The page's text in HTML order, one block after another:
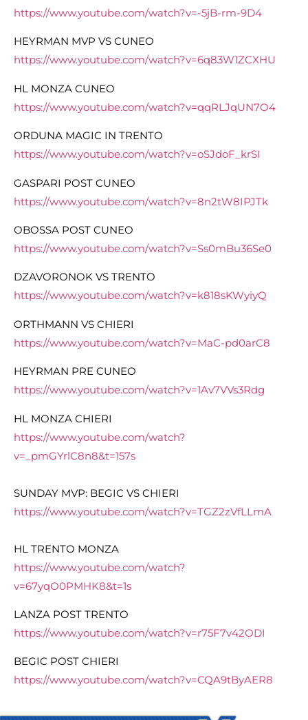
https://www.youtube.com/watch?v=-5jB-rm-9D4
HEYRMAN MVP VS CUNEO
https://www.youtube.com/watch?v=6q83W1ZCXHU
HL MONZA CUNEO
https://www.youtube.com/watch?v=qqRLJqUN7O4
ORDUNA MAGIC IN TRENTO
https://www.youtube.com/watch?v=oSJdoF_krSI
GASPARI POST CUNEO
https://www.youtube.com/watch?v=8n2tW8IPJTk
OBOSSA POST CUNEO
https://www.youtube.com/watch?v=Ss0mBu36Se0
DZAVORONOK VS TRENTO
https://www.youtube.com/watch?v=k818sKWyiyQ
ORTHMANN VS CHIERI
https://www.youtube.com/watch?v=MaC-pd0arC8
HEYRMAN PRE CUNEO
https://www.youtube.com/watch?v=1Av7VVs3Rdg
HL MONZA CHIERI
https://www.youtube.com/watch?
v=_pmGYrlC8n8&t=157s
SUNDAY MVP: BEGIC VS CHIERI
https://www.youtube.com/watch?v=TGZ2zVfLLmA
HL TRENTO MONZA
https://www.youtube.com/watch?
v=67yqO0PMHK8&t=1s
LANZA POST TRENTO
https://www.youtube.com/watch?v=r75F7v42ODI
BEGIC POST CHIERI
https://www.youtube.com/watch?v=CQA9tByAER8